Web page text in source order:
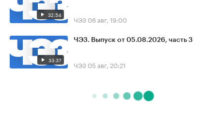
32:54 ЧЭЗ 06 авг, 19:00
33:37
ЧЭЗ. Выпуск от 05.08.2026, часть 3
ЧЭЗ 05 авг, 20:21